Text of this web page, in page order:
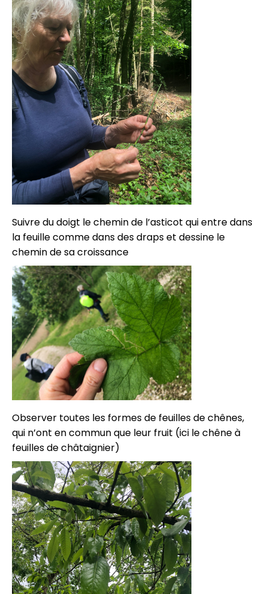
Suivre du doigt le chemin de l’asticot qui entre dans
la feuille comme dans des draps et dessine le
chemin de sa croissance
Observer toutes les formes de feuilles de chênes,
qui n’ont en commun que leur fruit (ici le chêne à
feuilles de châtaignier)